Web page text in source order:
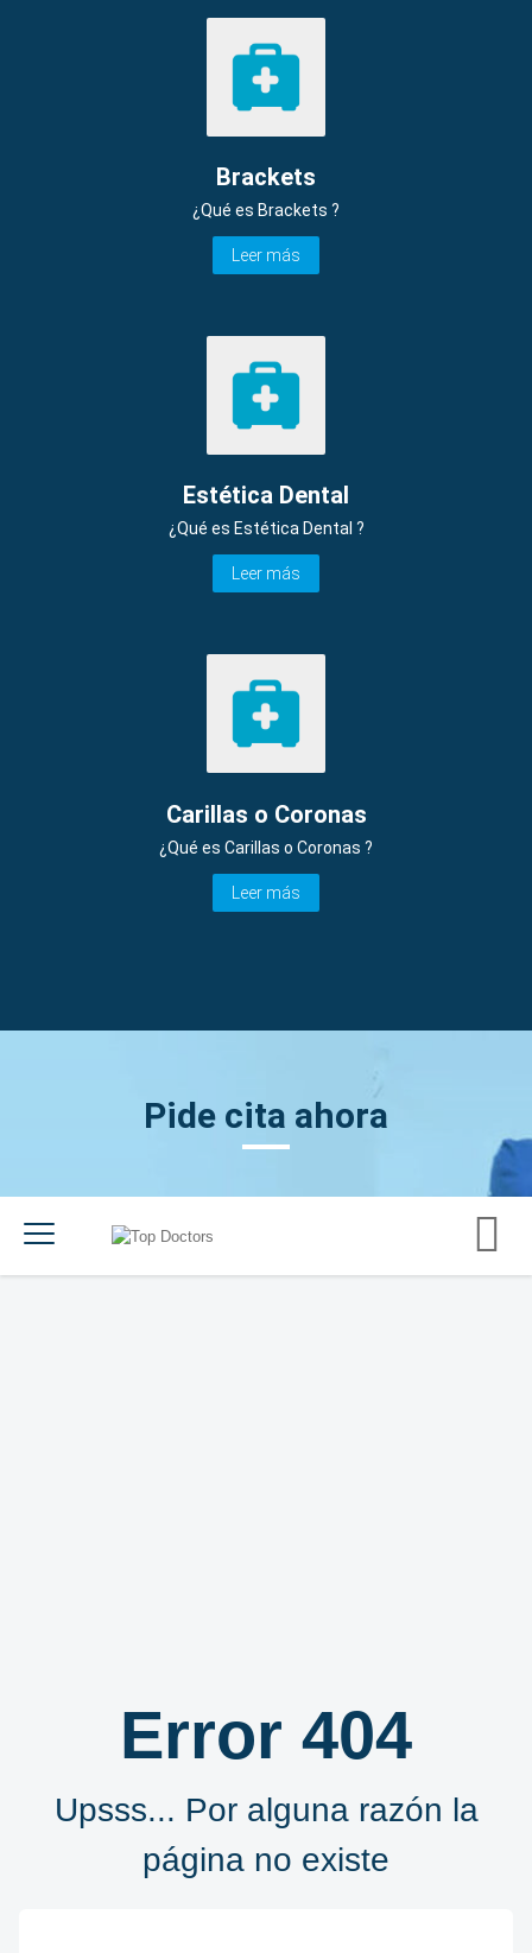
Brackets
¿Qué es Brackets ?
Leer más
Estética Dental
¿Qué es Estética Dental ?
Leer más
Carillas o Coronas
¿Qué es Carillas o Coronas ?
Leer más
Pide cita ahora